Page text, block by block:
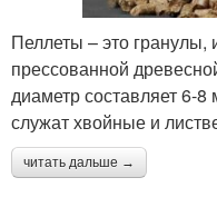
Пеллеты – это гранулы,
прессованной
диаметр составляет 6-
служат хвойные и
читать дальше →